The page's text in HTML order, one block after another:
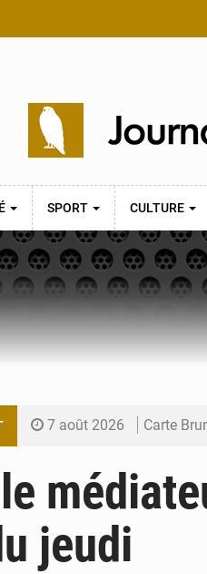
SPORT CULTURE
7 août 2026 Carte
5 août 2026 Budget
5 août 2026
jeudi